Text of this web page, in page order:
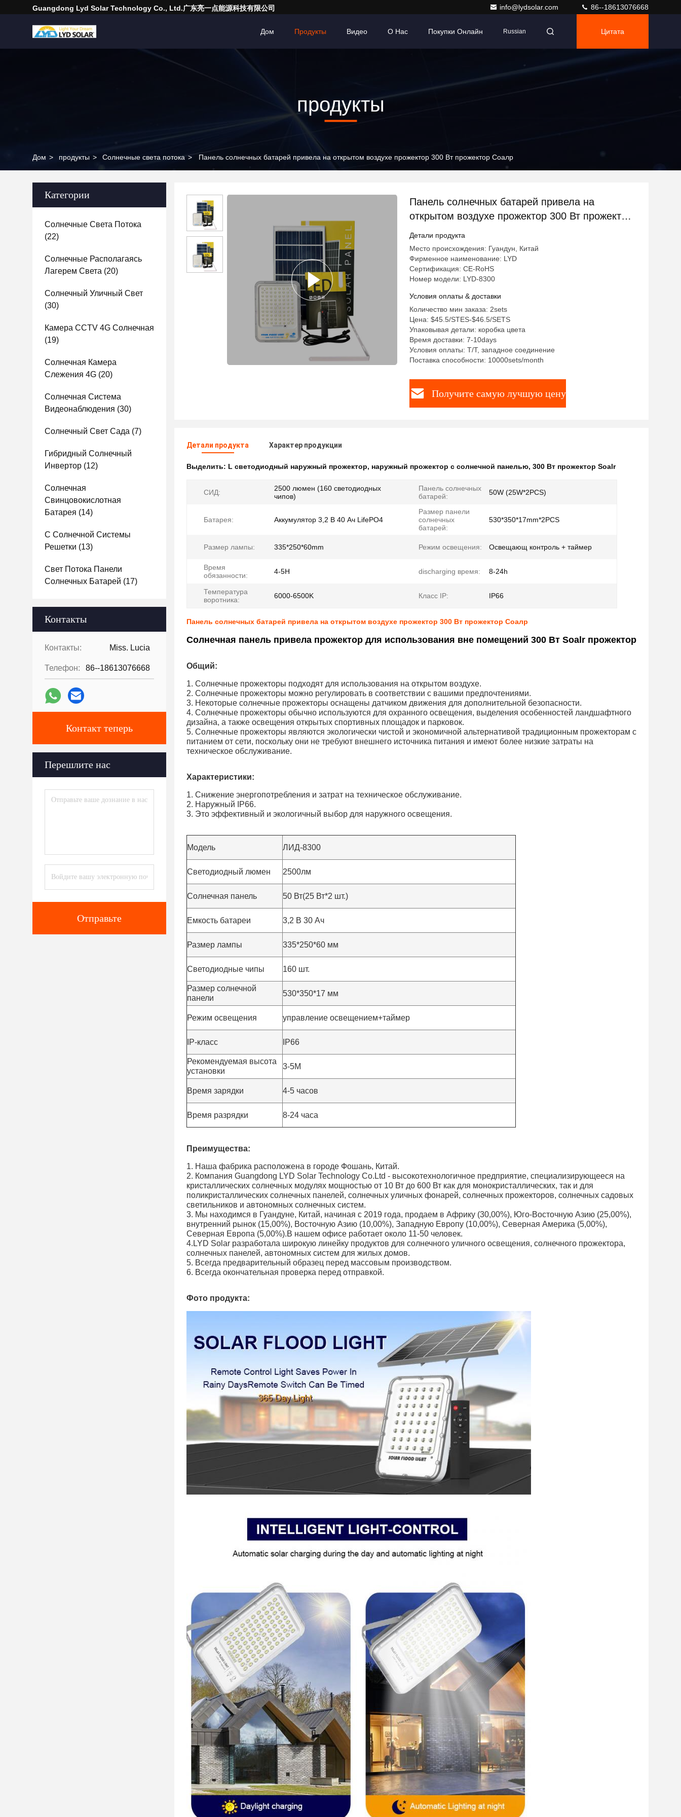
Оставьте сообщение
Мы скоро тебе перезвоним!
Отправить
Guangdong Lyd Solar Technology Co., Ltd.广东亮一点能源科技有限公司 info@lydsolar.com 86--18613076668
Дом Продукты Видео О Нас Покупки Онлайн Russian Цитата
продукты
Дом > продукты > Солнечные света потока > Панель солнечных батарей привела на открытом воздухе прожектор 300 Вт прожектор Соалр
Категории
Солнечные Света Потока
(22)
Солнечные Располагаясь
Лагерем Света (20)
Солнечный Уличный Свет
(30)
Камера CCTV 4G Солнечная
(19)
Солнечная Камера
Слежения 4G (20)
Солнечная Система
Видеонаблюдения (30)
Солнечный Свет Сада (7)
Гибридный Солнечный
Инвертор (12)
Солнечная
Свинцовокислотная
Батарея (14)
С Солнечной Системы
Решетки (13)
Свет Потока Панели
Солнечных Батарей (17)
Контакты
Контакты: Miss. Lucia
Телефон: 86--18613076668
Контакт теперь
Перешлите нас
Отправьте
Панель солнечных батарей привела на
открытом воздухе прожектор 300 Вт прожектор
Соалр
Детали продукта
Место происхождения: Гуандун, Китай
Фирменное наименование: LYD
Сертификация: CE-RoHS
Номер модели: LYD-8300
Условия оплаты & доставки
Количество мин заказа: 2sets
Цена: $45.5/STES-$46.5/SETS
Упаковывая детали: коробка цвета
Время доставки: 7-10days
Условия оплаты: T/T, западное соединение
Поставка способности: 10000sets/month
Получите самую лучшую цену
Детали продукта Характер продукции
Выделить: L светодиодный наружный прожектор, наружный прожектор с солнечной панелью, 300 Вт прожектор Soalr
СИД:
2500 люмен (160 светодиодных
чипов)
Панель солнечных
батарей:
50W (25W*2PCS)
Батарея: Аккумулятор 3,2 В 40 Ач LifePO4
Размер панели
солнечных
батарей:
530*350*17mm*2PCS
Размер лампы: 335*250*60mm Режим освещения: Освещающ контроль + таймер
Время
обязанности:
4-5H discharging время: 8-24h
Температура
воротника:
6000-6500K Класс IP: IP66
Панель солнечных батарей привела на открытом воздухе прожектор 300 Вт прожектор Соалр
Солнечная панель привела прожектор для использования вне помещений 300 Вт Soalr прожектор
Общий:
1. Солнечные прожекторы подходят для использования на открытом воздухе.
2. Солнечные прожекторы можно регулировать в соответствии с вашими предпочтениями.
3. Некоторые солнечные прожекторы оснащены датчиком движения для дополнительной безопасности.
4. Солнечные прожекторы обычно используются для охранного освещения, выделения особенностей ландшафтного
дизайна, а также освещения открытых спортивных площадок и парковок.
5. Солнечные прожекторы являются экологически чистой и экономичной альтернативой традиционным прожекторам с
питанием от сети, поскольку они не требуют внешнего источника питания и имеют более низкие затраты на
техническое обслуживание.
Характеристики​:
1. Снижение энергопотребления и затрат на техническое обслуживание.
2. Наружный IP66.
3. Это эффективный и экологичный выбор для наружного освещения.
Модель ЛИД-8300
Светодиодный люмен 2500лм
Солнечная панель 50 Вт(25 Вт*2 шт.)
Емкость батареи 3,2 В 30 Ач
Размер лампы 335*250*60 мм
Светодиодные чипы 160 шт.
Размер солнечной
панели
530*350*17 мм
Режим освещения управление освещением+таймер
IP-класс IP66
Рекомендуемая высота
установки
3-5М
Время зарядки 4-5 часов
Время разрядки 8-24 часа
Преимущества:
1. Наша фабрика расположена в городе Фошань, Китай.
2. Компания Guangdong LYD Solar Technology Co.Ltd - высокотехнологичное предприятие, специализирующееся на
кристаллических солнечных модулях мощностью от 10 Вт до 600 Вт как для монокристаллических, так и для
поликристаллических солнечных панелей, солнечных уличных фонарей, солнечных прожекторов, солнечных садовых
светильников и автономных солнечных систем.
3. Мы находимся в Гуандуне, Китай, начиная с 2019 года, продаем в Африку (30,00%), Юго-Восточную Азию (25,00%),
внутренний рынок (15,00%), Восточную Азию (10,00%), Западную Европу (10,00%), Северная Америка (5,00%),
Северная Европа (5,00%).В нашем офисе работает около 11-50 человек.
4.LYD Solar разработала широкую линейку продуктов для солнечного уличного освещения, солнечного прожектора,
солнечных панелей, автономных систем для жилых домов.
5. Всегда предварительный образец перед массовым производством.
6. Всегда окончательная проверка перед отправкой.
Фото продукта: